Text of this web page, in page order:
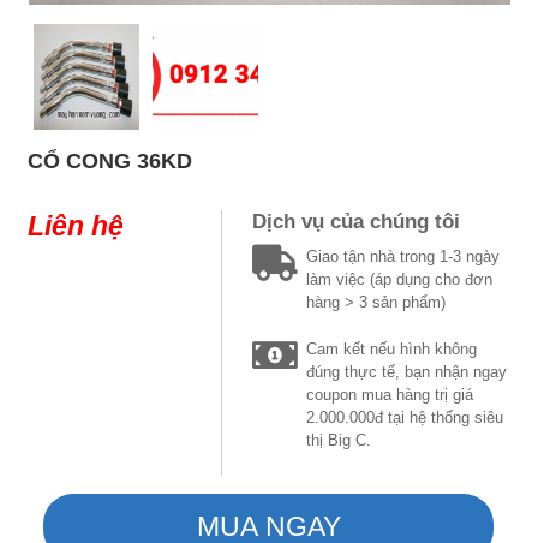
CỔ CONG 36KD
Liên hệ Dịch vụ của chúng tôi
Giao tận nhà trong 1-3 ngày
làm việc (áp dụng cho đơn
hàng > 3 sản phẩm)
Cam kết nếu hình không
đúng thực tế, bạn nhận ngay
coupon mua hàng trị giá
2.000.000đ tại hệ thống siêu
thị Big C.
MUA NGAY